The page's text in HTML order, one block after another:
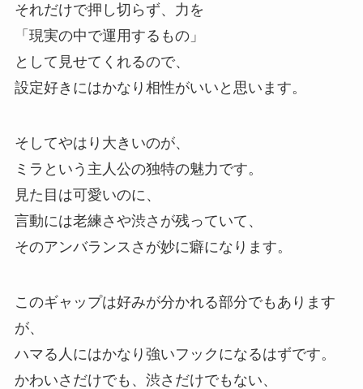
それだけで押し切らず、 力を
「現実の中で運用するもの」
として見せてくれるので、
設定好きにはかなり相性がいいと思います。
そしてやはり大きいのが、
ミラという主人公の独特の魅力です。
見た目は可愛いのに、
言動には老練さや渋さが残っていて、
そのアンバランスさが妙に癖になります。
このギャップは好みが分かれる部分でもあります
が、
ハマる人にはかなり強いフックになるはずです。
かわいさだけでも、 渋さだけでもない、